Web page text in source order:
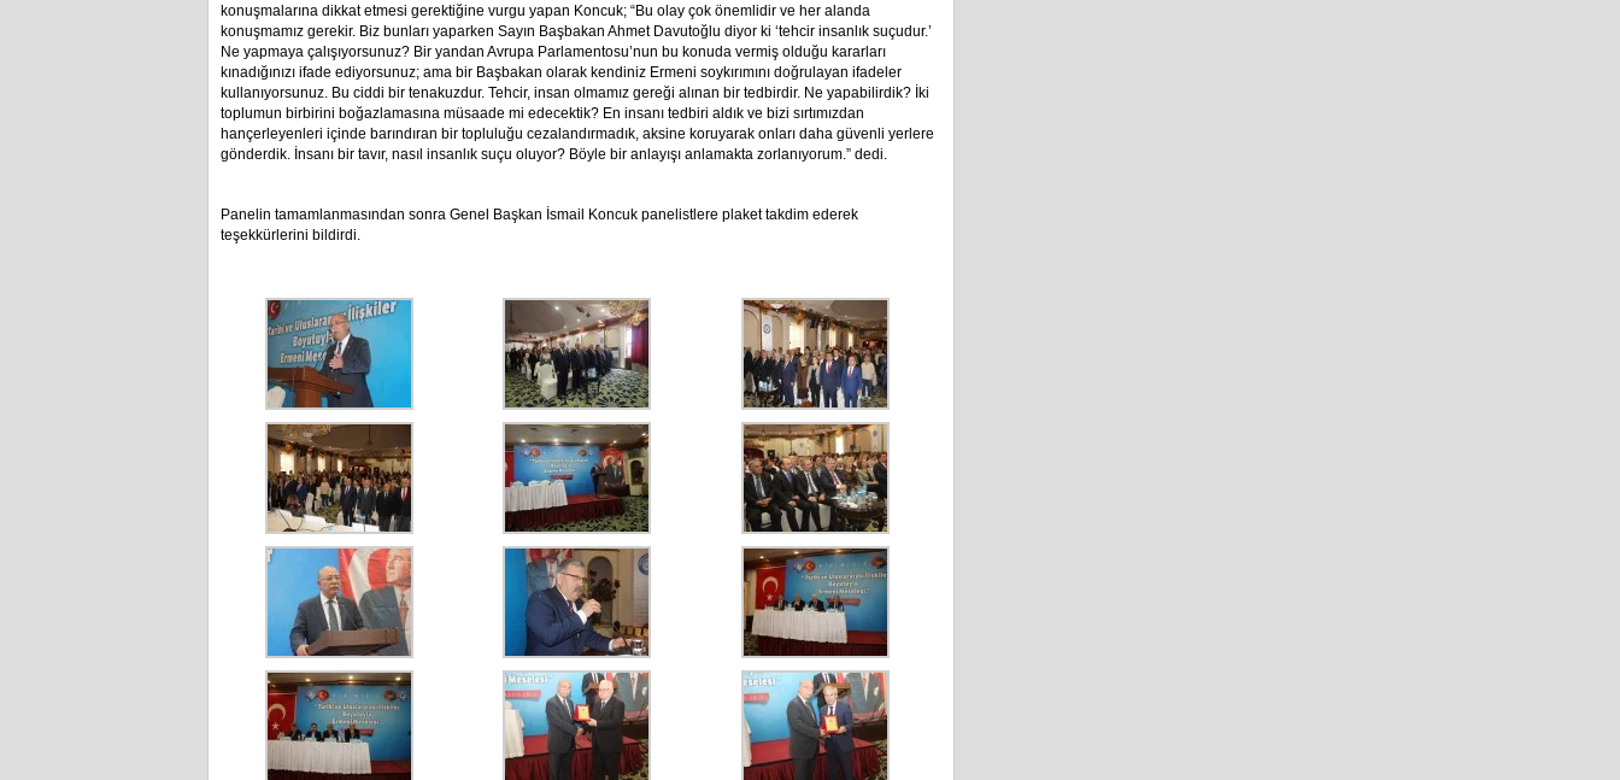
konuşmalarına dikkat etmesi gerektiğine vurgu yapan Koncuk; “Bu olay çok önemlidir ve her alanda
konuşmamız gerekir. Biz bunları yaparken Sayın Başbakan Ahmet Davutoğlu diyor ki ‘tehcir insanlık suçudur.’
Ne yapmaya çalışıyorsunuz? Bir yandan Avrupa Parlamentosu’nun bu konuda vermiş olduğu kararları
kınadığınızı ifade ediyorsunuz; ama bir Başbakan olarak kendiniz Ermeni soykırımını doğrulayan ifadeler
kullanıyorsunuz. Bu ciddi bir tenakuzdur. Tehcir, insan olmamız gereği alınan bir tedbirdir. Ne yapabilirdik? İki
toplumun birbirini boğazlamasına müsaade mi edecektik? En insanı tedbiri aldık ve bizi sırtımızdan
hançerleyenleri içinde barındıran bir topluluğu cezalandırmadık, aksine koruyarak onları daha güvenli yerlere
gönderdik. İnsanı bir tavır, nasıl insanlık suçu oluyor? Böyle bir anlayışı anlamakta zorlanıyorum.” dedi.
Panelin tamamlanmasından sonra Genel Başkan İsmail Koncuk panelistlere plaket takdim ederek
teşekkürlerini bildirdi.